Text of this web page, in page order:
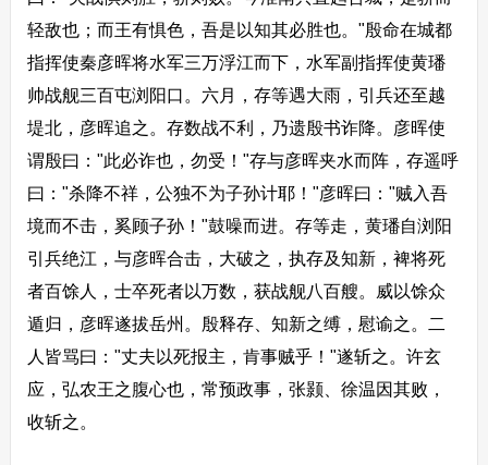
轻敌也；而王有惧色，吾是以知其必胜也。"殷命在城都
指挥使秦彦晖将水军三万浮江而下，水军副指挥使黄璠
帅战舰三百屯浏阳口。六月，存等遇大雨，引兵还至越
堤北，彦晖追之。存数战不利，乃遗殷书诈降。彦晖使
谓殷曰："此必诈也，勿受！"存与彦晖夹水而阵，存遥呼
曰："杀降不祥，公独不为子孙计耶！"彦晖曰："贼入吾
境而不击，奚顾子孙！"鼓噪而进。存等走，黄璠自浏阳
引兵绝江，与彦晖合击，大破之，执存及知新，裨将死
者百馀人，士卒死者以万数，获战舰八百艘。威以馀众
遁归，彦晖遂拔岳州。殷释存、知新之缚，慰谕之。二
人皆骂曰："丈夫以死报主，肯事贼乎！"遂斩之。许玄
应，弘农王之腹心也，常预政事，张颢、徐温因其败，
收斩之。